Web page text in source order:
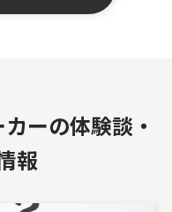
ーの体験談・
報